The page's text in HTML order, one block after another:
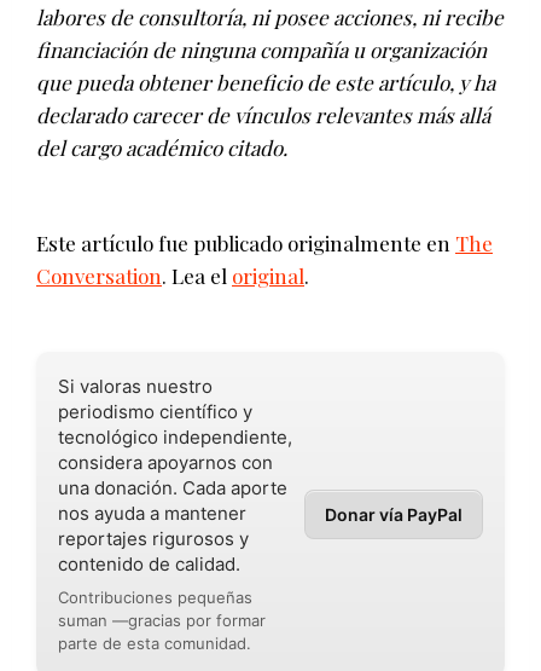
labores de consultoría, ni posee acciones, ni recibe
financiación de ninguna compañía u organización
que pueda obtener beneficio de este artículo, y ha
declarado carecer de vínculos relevantes más allá
del cargo académico citado.
Este artículo fue publicado originalmente en The
Conversation. Lea el original.
Si valoras nuestro
periodismo científico y
tecnológico independiente,
considera apoyarnos con
una donación. Cada aporte
nos ayuda a mantener
reportajes rigurosos y
contenido de calidad.
Contribuciones pequeñas
suman —gracias por formar
parte de esta comunidad.
Donar vía PayPal